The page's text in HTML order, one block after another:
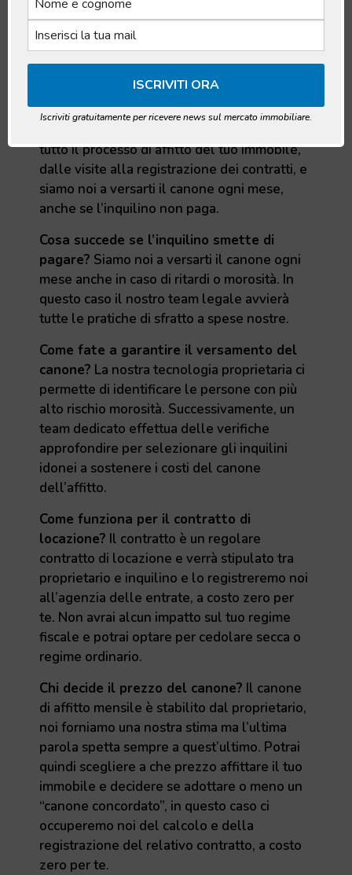
Domande frequenti
tutto il processo di affitto del tuo immobile,
dalle visite alla registrazione dei contratti, e
siamo noi a versarti il canone ogni mese,
anche se l’inquilino non paga.
Cosa succede se l’inquilino smette di
pagare? Siamo noi a versarti il canone ogni
mese anche in caso di ritardi o morosità. In
questo caso il nostro team legale avvierà
tutte le pratiche di sfratto a spese nostre.
Come fate a garantire il versamento del
canone? La nostra tecnologia proprietaria ci
permette di identificare le persone con più
alto rischio morosità. Successivamente, un
team dedicato effettua delle verifiche
approfondire per selezionare gli inquilini
idonei a sostenere i costi del canone
dell’affitto.
Come funziona per il contratto di
locazione? Il contratto è un regolare
contratto di locazione e verrà stipulato tra
proprietario e inquilino e lo registreremo noi
all’agenzia delle entrate, a costo zero per
te. Non avrai alcun impatto sul tuo regime
fiscale e potrai optare per cedolare secca o
regime ordinario.
Chi decide il prezzo del canone? Il canone
di affitto mensile è stabilito dal proprietario,
noi forniamo una nostra stima ma l’ultima
parola spetta sempre a quest’ultimo. Potrai
quindi scegliere a che prezzo affittare il tuo
immobile e decidere se adottare o meno un
“canone concordato”, in questo caso ci
occuperemo noi del calcolo e della
registrazione del relativo contratto, a costo
zero per te.
Iscriviti gratuitamente per ricevere news sul mercato immobiliare.